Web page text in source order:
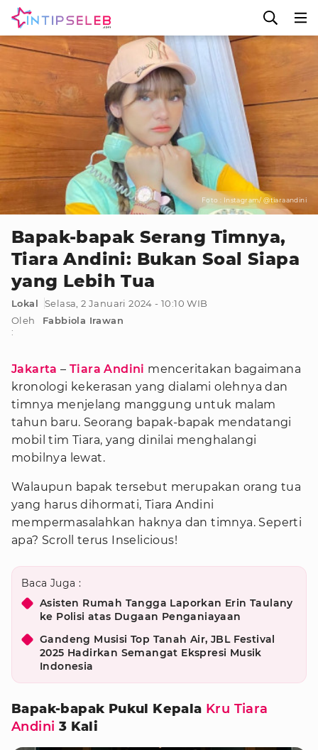
Foto : Instagram/ @tiaraandini
Bapak-bapak Serang Timnya,
Tiara Andini: Bukan Soal Siapa
yang Lebih Tua
Lokal
Selasa, 2 Januari 2024 - 10:10 WIB
Oleh
:
Fabbiola Irawan
Jakarta –Tiara Andini menceritakan bagaimana
kronologi kekerasan yang dialami olehnya dan
timnya menjelang manggung untuk malam
tahun baru. Seorang bapak-bapak mendatangi
mobil tim Tiara, yang dinilai menghalangi
mobilnya lewat.
Walaupun bapak tersebut merupakan orang tua
yang harus dihormati, Tiara Andini
mempermasalahkan haknya dan timnya. Seperti
apa? Scroll terus Inselicious!
Baca Juga :
Asisten Rumah Tangga Laporkan Erin Taulany
ke Polisi atas Dugaan Penganiayaan
Gandeng Musisi Top Tanah Air, JBL Festival
2025 Hadirkan Semangat Ekspresi Musik
Indonesia
Bapak-bapak Pukul Kepala Kru Tiara
Andini 3 Kali